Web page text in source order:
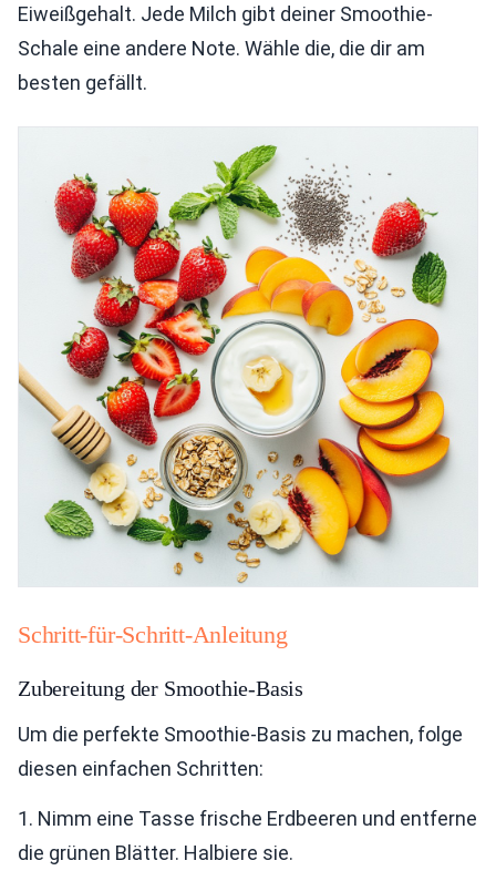
Eiweißgehalt. Jede Milch gibt deiner Smoothie-
Schale eine andere Note. Wähle die, die dir am
besten gefällt.
Schritt-für-Schritt-Anleitung
Zubereitung der Smoothie-Basis
Um die perfekte Smoothie-Basis zu machen, folge
diesen einfachen Schritten:
1. Nimm eine Tasse frische Erdbeeren und entferne
die grünen Blätter. Halbiere sie.